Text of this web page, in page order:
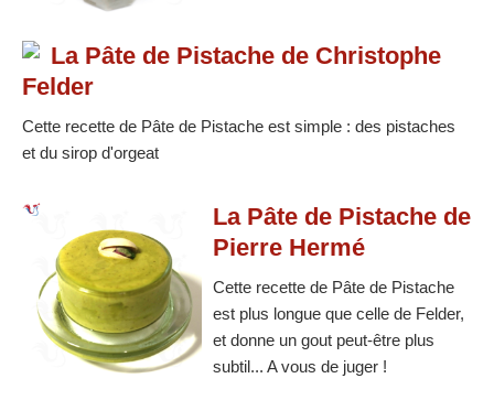
La Pâte de Pistache de Christophe
Felder
Cette recette de Pâte de Pistache est simple : des pistaches
et du sirop d'orgeat
La Pâte de Pistache de
Pierre Hermé
Cette recette de Pâte de Pistache
est plus longue que celle de Felder,
et donne un gout peut-être plus
subtil... A vous de juger !